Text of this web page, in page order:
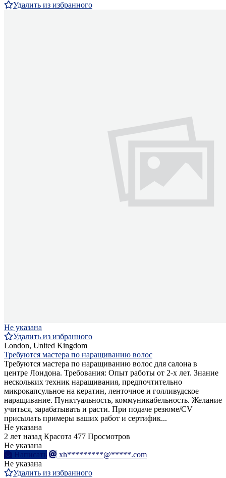
Удалить из избранного
Не указана
Удалить из избранного
London, United Kingdom
Требуются мастера по наращиванию волос
Требуются мастера по наращиванию волос для салона в
центре Лондона. Требования: Опыт работы от 2-х лет. Знание
нескольких техник наращивания, предпочтительно
микрокапсульное на кератин, ленточное и голливудское
наращивание. Пунктуальность, коммуникабельность. Желание
учиться, зарабатывать и расти. При подаче резюме/CV
присылать примеры ваших работ и сертифик...
Не указана
2 лет назад Красота 477 Просмотров
Не указана
Написать
xh*********@*****.com
Не указана
Удалить из избранного